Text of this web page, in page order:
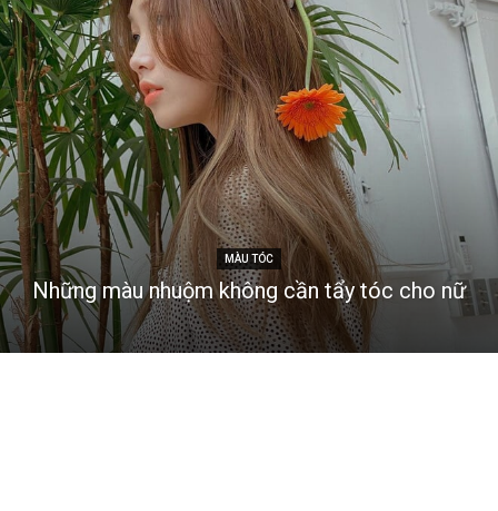
MÀU TÓC
Những màu nhuộm không cần tẩy tóc cho nữ